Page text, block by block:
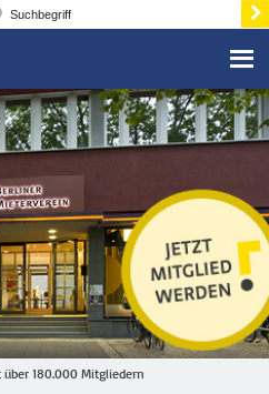
180.000 Mitgliedern